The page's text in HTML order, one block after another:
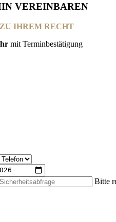
VEREINBAREN
IHREM RECHT
mit Terminbestätigung
Bitte